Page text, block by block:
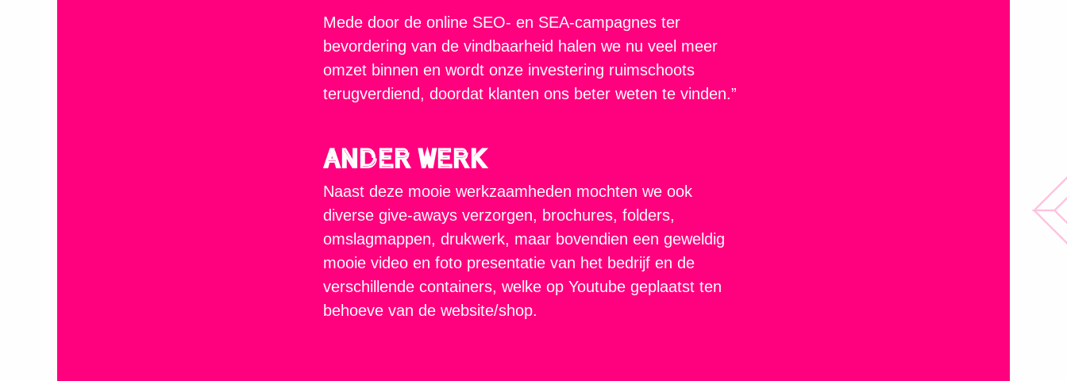
Mede door de online SEO- en SEA-campagnes ter
bevordering van de vindbaarheid halen we nu veel meer
omzet binnen en wordt onze investering ruimschoots
terugverdiend, doordat klanten ons beter weten te vinden.”
Ander werk
Naast deze mooie werkzaamheden mochten we ook
diverse give-aways verzorgen, brochures, folders,
omslagmappen, drukwerk, maar bovendien een geweldig
mooie video en foto presentatie van het bedrijf en de
verschillende containers, welke op Youtube geplaatst ten
behoeve van de website/shop.